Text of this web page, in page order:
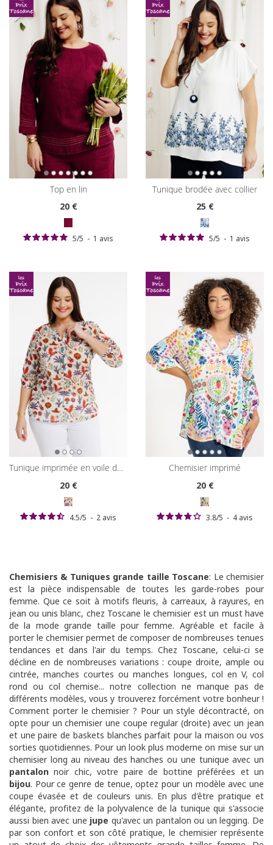
top en lin
20€
5/5 - 1 avis
tunique brodée avec collier
25€
5/5 - 1 avis
tunique imprimée en voile de coton
20€
4.5/5 - 2 avis
chemisier imprimé
20€
3.8/5 - 4 avis
Chemisiers & Tuniques grande taille Toscane: Le chemisier
est la pièce indispensable de toutes les garde-robes pour
femme. Que ce soit à motifs fleuris, à carreaux, à rayures, en
jean ou unis blanc, chez Toscane le chemisier est un must have
de la mode grande taille pour femme. Agréable et facile à
porter le chemisier permet de composer de nombreuses tenues
tendances et dans l'air du temps. Chez Toscane, celui-ci se
décline en de nombreuses variations : coupe droite, ample ou
cintrée, manches courtes ou manches longues, col en V, col
rond ou col chemise... notre collection ne manque pas de
différents modèles, vous y trouverez forcément votre bonheur !
Comment porter le chemisier ? Pour un style décontracté, on
opte pour un chemisier une coupe regular (droite) avec un jean
et une paire de baskets blanches parfait pour la maison ou vos
sorties quotidiennes. Pour un look plus moderne on mise sur un
chemisier long au niveau des hanches ou une tunique avec un
pantalon noir chic, votre paire de bottine préférées et un
bijou. Pour ce genre de tenue, optez pour un modèle avec une
coupe évasée et de couleurs unis. En plus d'être pratique et
élégante, profitez de la polyvalence de la tunique qui s'associe
aussi bien avec une jupe qu'avec un pantalon ou un legging. De
par son confort et son côté pratique, le chemisier représente